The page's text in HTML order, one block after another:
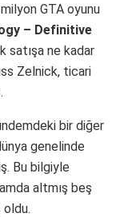
GTA oyunu
– Definitive
satışa ne kadar
Zelnick, ticari
bir diğer
genelinde
Bu bilgiyle
altmış beş
oldu.